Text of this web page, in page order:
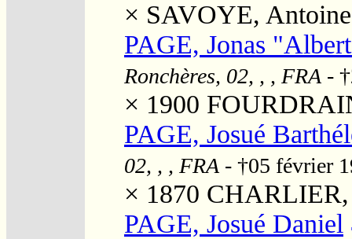
× SAVOYE, Antoine
PAGE, Jonas
Ronchères, 02, , , FRA -
× 1900
PAGE, Josué
02, , , FRA - †05 février
× 1870 CHARLIER,
PAGE, Josué Daniel